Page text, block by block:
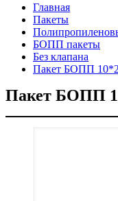
Главная
Пакеты
БОПП пакеты
Без клапана
Пакет БОПП
Пакет БОПП